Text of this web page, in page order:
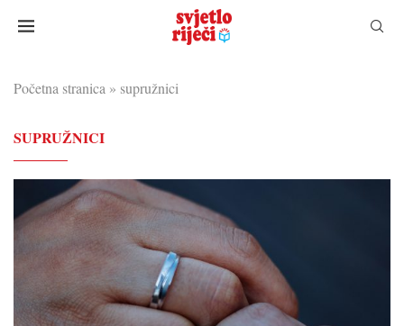
Početna stranica » supružnici
SUPRUŽNICI